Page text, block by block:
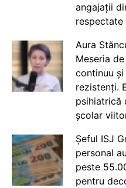
angajații
respectate
Aura
Meseria
continuu
rezistenți.
psihiatrică
școlar
Șeful ISJ
personal
peste
pentru